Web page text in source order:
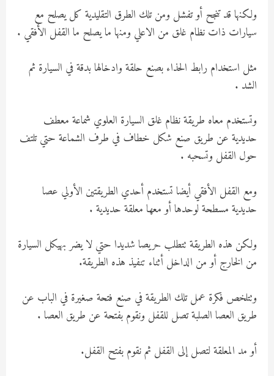
ولكنها قد تنجح أو تفشل ومن تلك الطرق التقليدية كل يصلح مع
سيارات ذات نظام غلق من الاعلي ومنها ما يصلح ما القفل الأفقي .
مثل استخدام رابط الحذاء بصنع حلقة وادخالها بدقة في السيارة ثم
الشد .
وتستخدم معاه طريقة نظام غلق السيارة العلوي شماعة معطف
حديدية عن طريق صنع شكل خطاف في طرف الشماعة حتي تلتف
حول القفل وتسحبه .
ومع القفل الأفقي أيضا تستخدم أحدي الطريقتين الأولي عصا
حديدية مسطحة لوحدها أو معها معلقة حديدية .
ولكن هذه الطريقة تتطلب حريصا شديدا حتي لا يضر بهيكل السيارة
من الخارج أو من الداخل أثناء تنفيذ هذه الطريقة.
وتتلخص فكرة عمل تلك الطريقة في صنع فتحة صغيرة في الباب عن
طريق العصا الصلبة تصل للقفل ونقوم بفتحة عن طريق العصا .
أو مد المعلقة لتصل إلى القفل ثم نقوم بفتح القفل.